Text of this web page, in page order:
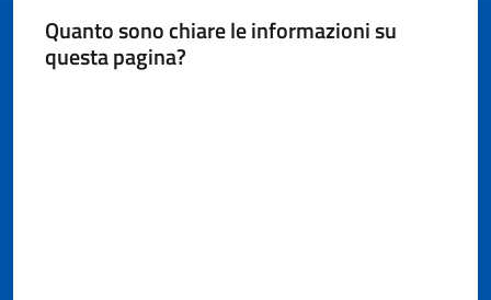
Quanto sono chiare le informazioni su
questa pagina?